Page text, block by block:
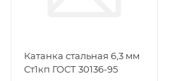
Катанка стальная 6,3 мм
Ст1кп ГОСТ 30136-95